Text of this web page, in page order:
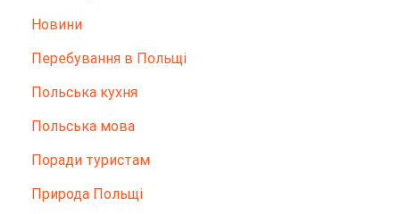
Новини
Перебування в Польщі
Польська кухня
Польська мова
Поради туристам
Природа Польщі